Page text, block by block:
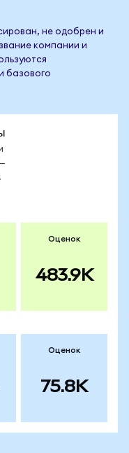
не одобрен и
компании и
базового
Оценок
483.9K
Оценок
75.8K